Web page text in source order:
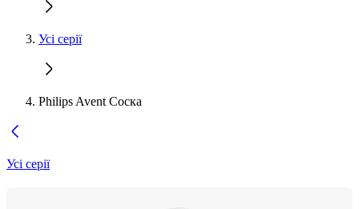
Усі серії
Philips Avent Соска
Усі серії